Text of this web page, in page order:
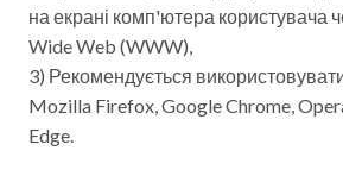
на екрані комп'ютера користувача
Wide Web (WWW),
3) Рекомендується
Mozilla Firefox, Google Chrome,
Edge.